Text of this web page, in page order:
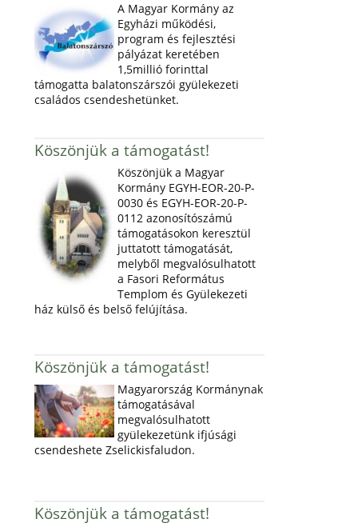
A Magyar Kormány az
Egyházi működési,
program és fejlesztési
pályázat keretében
1,5millió forinttal
támogatta balatonszárszói gyülekezeti
családos csendeshetünket.
Köszönjük a támogatást!
Köszönjük a Magyar
Kormány EGYH-EOR-20-P-
0030 és EGYH-EOR-20-P-
0112 azonosítószámú
támogatásokon keresztül
juttatott támogatását,
melyből megvalósulhatott
a Fasori Református
Templom és Gyülekezeti
ház külső és belső felújítása.
Köszönjük a támogatást!
Magyarország Kormánynak
támogatásával
megvalósulhatott
gyülekezetünk ifjúsági
csendeshete Zselickisfaludon.
Köszönjük a támogatást!